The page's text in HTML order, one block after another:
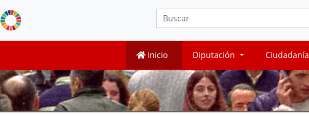
Inicio Diputación Ciudadanía